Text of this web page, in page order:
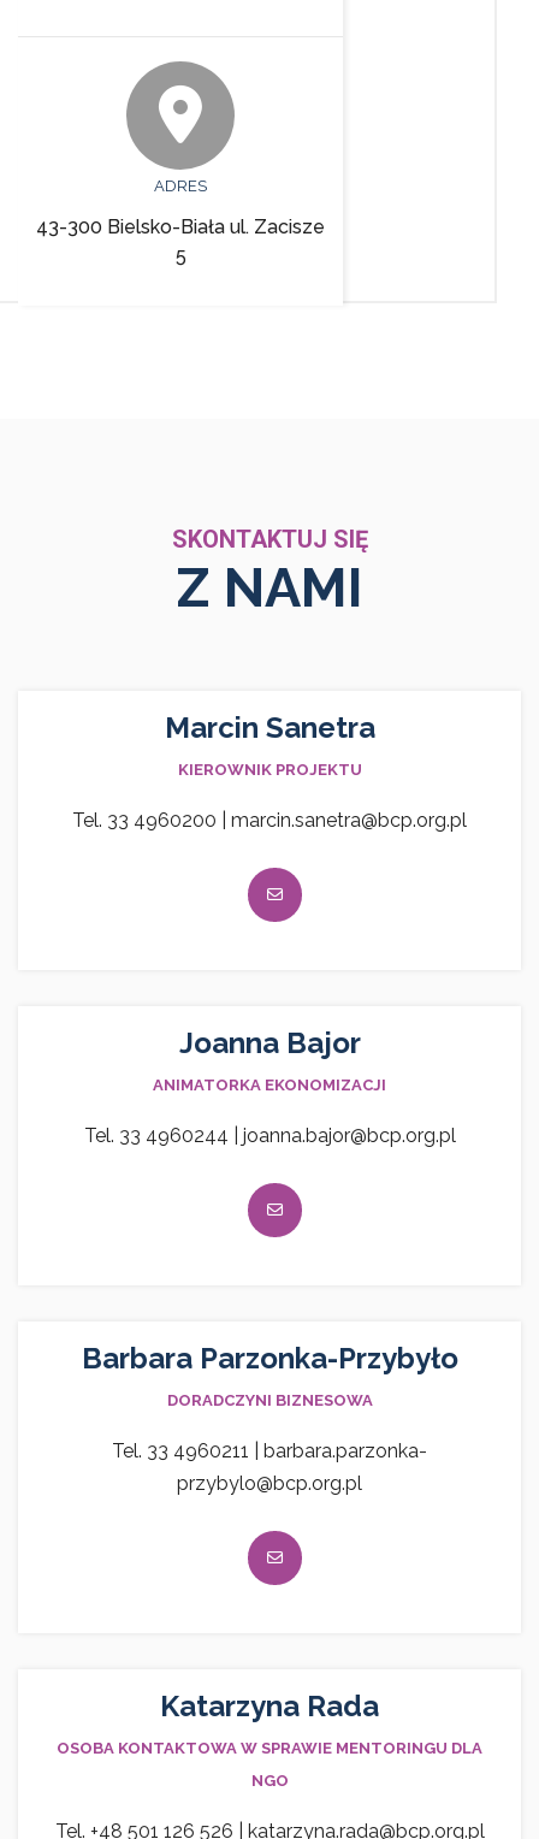
ADRES
43-300 Bielsko-Biała ul. Zacisze
5
SKONTAKTUJ SIĘ
Z NAMI
Marcin Sanetra
KIEROWNIK PROJEKTU
Tel. 33 4960200 | marcin.sanetra@bcp.org.pl
Joanna Bajor
ANIMATORKA EKONOMIZACJI
Tel. 33 4960244 | joanna.bajor@bcp.org.pl
Barbara Parzonka-Przybyło
DORADCZYNI BIZNESOWA
Tel. 33 4960211 | barbara.parzonka-
przybylo@bcp.org.pl
Katarzyna Rada
OSOBA KONTAKTOWA W SPRAWIE MENTORINGU DLA
NGO
Tel. +48 501 126 526 | katarzyna.rada@bcp.org.pl